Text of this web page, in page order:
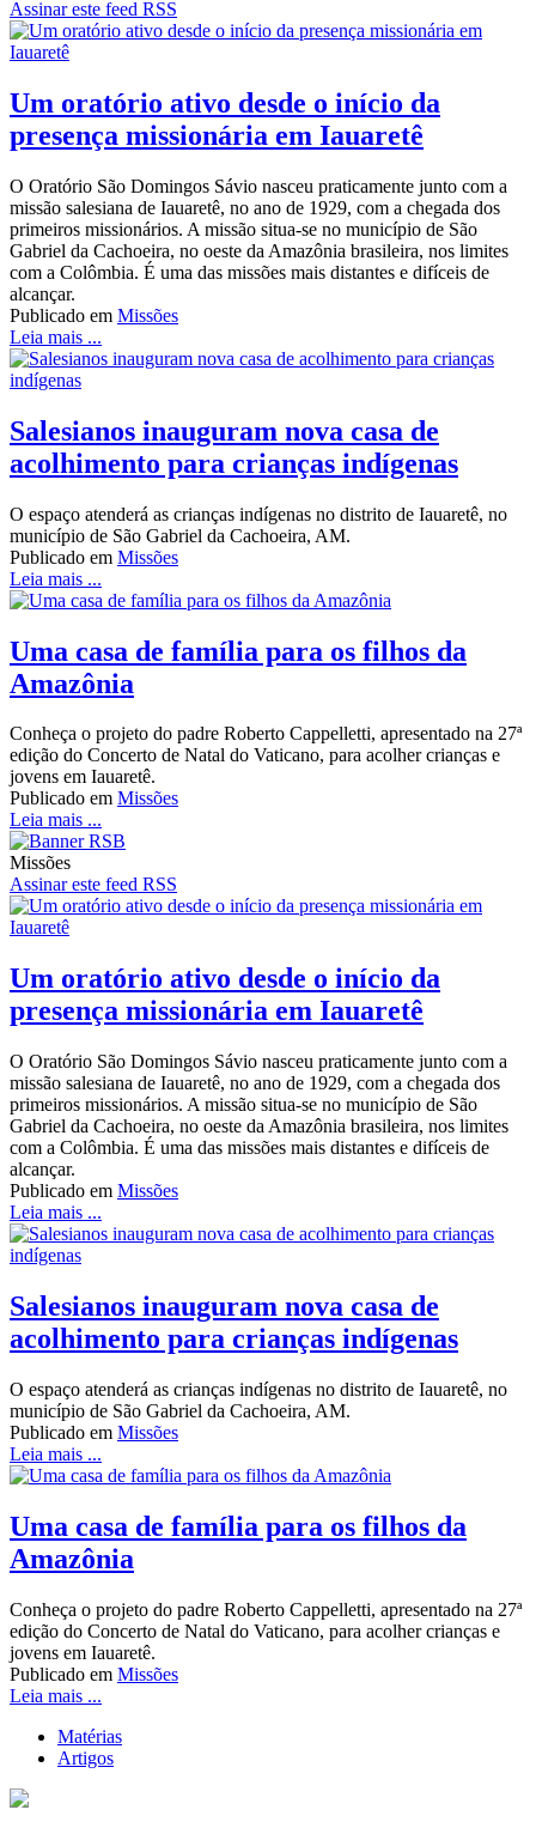
Assinar este feed RSS
Um oratório ativo desde o início da
presença missionária em Iauaretê
O Oratório São Domingos Sávio nasceu praticamente junto com a
missão salesiana de Iauaretê, no ano de 1929, com a chegada dos
primeiros missionários. A missão situa-se no município de São
Gabriel da Cachoeira, no oeste da Amazônia brasileira, nos limites
com a Colômbia. É uma das missões mais distantes e difíceis de
alcançar.
Publicado em Missões
Leia mais ...
Salesianos inauguram nova casa de
acolhimento para crianças indígenas
O espaço atenderá as crianças indígenas no distrito de Iauaretê, no
município de São Gabriel da Cachoeira, AM.
Publicado em Missões
Leia mais ...
Uma casa de família para os filhos da
Amazônia
Conheça o projeto do padre Roberto Cappelletti, apresentado na 27ª
edição do Concerto de Natal do Vaticano, para acolher crianças e
jovens em Iauaretê.
Publicado em Missões
Leia mais ...
Missões
Assinar este feed RSS
Um oratório ativo desde o início da
presença missionária em Iauaretê
O Oratório São Domingos Sávio nasceu praticamente junto com a
missão salesiana de Iauaretê, no ano de 1929, com a chegada dos
primeiros missionários. A missão situa-se no município de São
Gabriel da Cachoeira, no oeste da Amazônia brasileira, nos limites
com a Colômbia. É uma das missões mais distantes e difíceis de
alcançar.
Publicado em Missões
Leia mais ...
Salesianos inauguram nova casa de
acolhimento para crianças indígenas
O espaço atenderá as crianças indígenas no distrito de Iauaretê, no
município de São Gabriel da Cachoeira, AM.
Publicado em Missões
Leia mais ...
Uma casa de família para os filhos da
Amazônia
Conheça o projeto do padre Roberto Cappelletti, apresentado na 27ª
edição do Concerto de Natal do Vaticano, para acolher crianças e
jovens em Iauaretê.
Publicado em Missões
Leia mais ...
Matérias
Artigos